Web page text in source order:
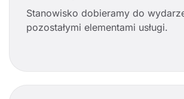
Stanowisko dobieramy do
pozostałymi elementami usługi.